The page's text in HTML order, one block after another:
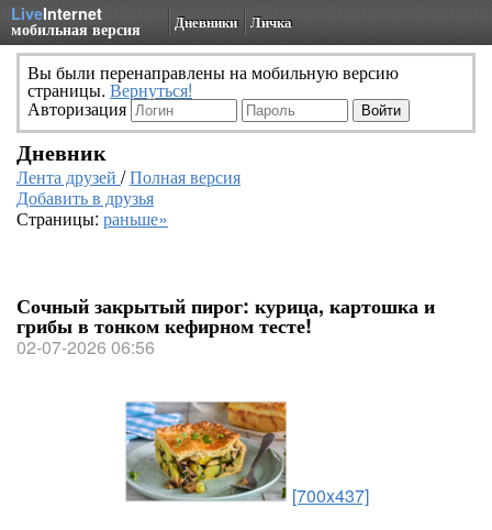
LiveInternet
мобильная версия Дневники Личка
Вы были перенаправлены на мобильную версию
страницы. Вернуться!
Авторизация
Дневник
Лента друзей /Полная версия
Добавить в друзья
Страницы: раньше»
Сочный закрытый пирог: курица, картошка и
грибы в тонком кефирном тесте!
02-07-2026 06:56
[700x437]